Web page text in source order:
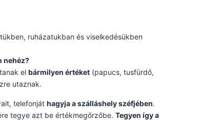
ruházatukban és viselkedésükben
nehéz?
el bármilyen értéket (papucs, tusfürdő,
utaznak.
telefonját hagyja a szálláshely széfjében.
tegye azt be értékmegőrzőbe. Tegyen így a